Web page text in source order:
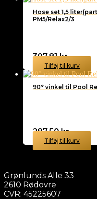
Hose set 1,5
PM5/Relax2/3
307,81kr.
Tilføj til kurv
90° vinkel til Pool
287,50kr.
Tilføj til kurv
Grønlunds Alle 33
2610 Rødovre
CVR: 45225607